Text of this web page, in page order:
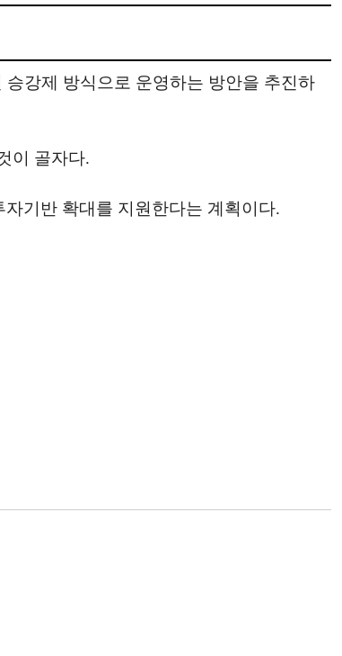
강제 방식으로 운영하는 방안을 추진하
이 골자다.
기반 확대를 지원한다는 계획이다.